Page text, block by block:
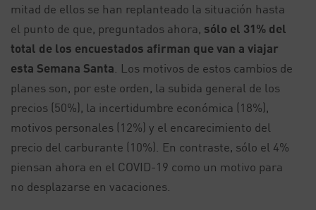
mitad de ellos se han replanteado la situación hasta
el punto de que, preguntados ahora, sólo el 31% del
total de los encuestados afirman que van a viajar
esta Semana Santa. Los motivos de estos cambios de
planes son, por este orden, la subida general de los
precios (50%), la incertidumbre económica (18%),
motivos personales (12%) y el encarecimiento del
precio del carburante (10%). En contraste, sólo el 4%
piensan ahora en el COVID-19 como un motivo para
no desplazarse en vacaciones.